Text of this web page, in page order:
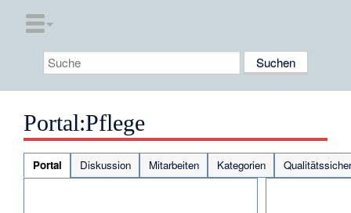
Portal:Pflege
Portal Diskussion Mitarbeiten Kategorien